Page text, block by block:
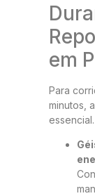
em
Para
minutos,
essencial.